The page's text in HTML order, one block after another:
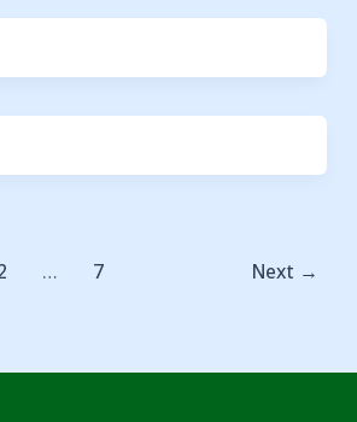
… 7 Next →